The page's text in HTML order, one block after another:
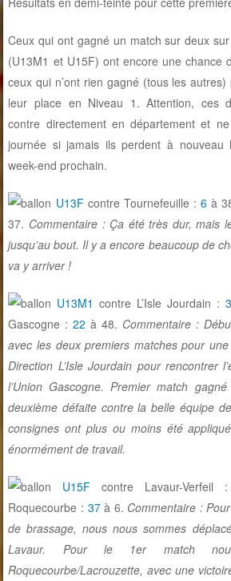
Ceux qui ont gagné un match sur deux
(U13M1 et U15F) ont encore une chance
ceux qui n’ont rien gagné (tous les
leur place en Niveau 1. Attention, ces
contre directement en département et
journée si jamais ils perdent à nouveau
week-end prochain.
U13Fcontre Tournefeuille : 6à
37. Commentaire : Ça été très dur, mais
jusqu’au bout. Il y a encore beaucoup de
va y arriver !
U13M1 contre L’Isle Jourdain :
Gascogne :22à 48. Commentaire :
avec les deux premiers matches pour
Direction L’Isle Jourdain pour rencontrer
l’Union Gascogne. Premier match gagné
deuxième défaite contre la belle équipe
consignes ont plus ou moins été
énormément de travail.
U15F contre Lavaur-Verfeil :
Roquecourbe : 37à 6. Commentaire :
de brassage, nous nous sommes
Lavaur. Pour le 1er match
Roquecourbe/Lacrouzette, avec une